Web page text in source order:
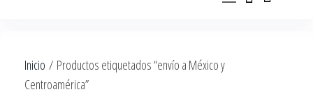
Inicio / Productos etiquetados “envío a México y
Centroamérica”